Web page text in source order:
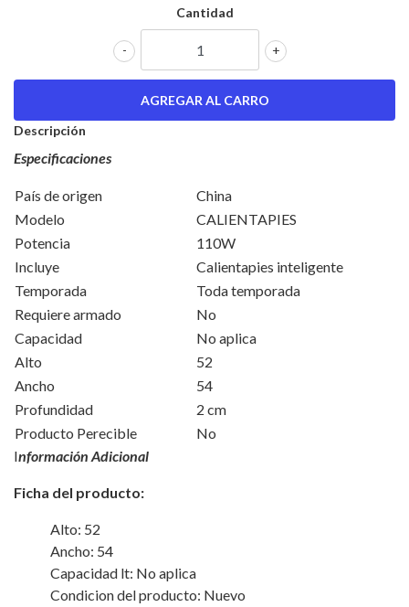
Cantidad
+
-
Descripción
Especificaciones
País de origen
China
Modelo
CALIENTAPIES
Potencia
110W
Incluye
Calientapies inteligente
Temporada
Toda temporada
Requiere armado
No
Capacidad
No aplica
Alto
52
Ancho
54
Profundidad
2 cm
Producto Perecible
No
Información Adicional
Ficha del producto:
Alto: 52
Ancho: 54
Capacidad lt: No aplica
Condicion del producto: Nuevo